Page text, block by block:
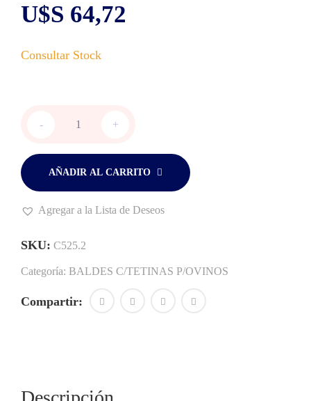
U$S 64,72
OVALADO
-
3
PARA
cantidad
- +
AÑADIR AL CARRITO
Agregar a la Lista de Deseos
SKU: C525.2
Categoría: BALDES C/TETINAS P/OVINOS
Compartir: